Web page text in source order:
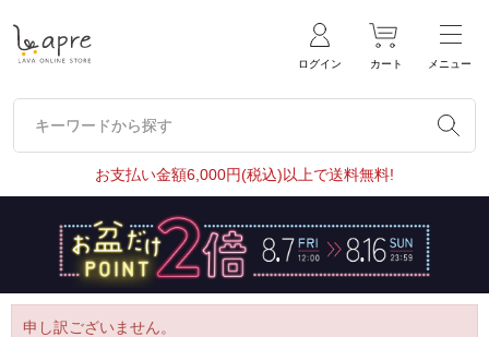
ログイン カート メニュー
キーワードから探す
キーワードから探す
お支払い金額6,000円(税込)以上で送料無料!
申し訳ございません。